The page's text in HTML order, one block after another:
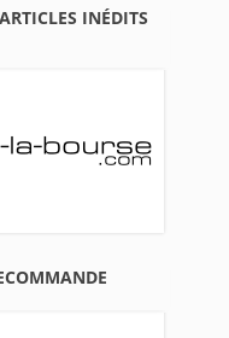
INÉDITS